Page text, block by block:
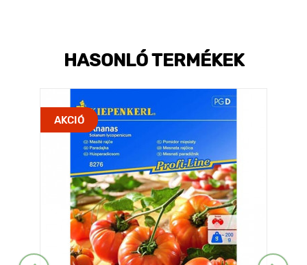
HASONLÓ TERMÉKEK
AKCIÓ